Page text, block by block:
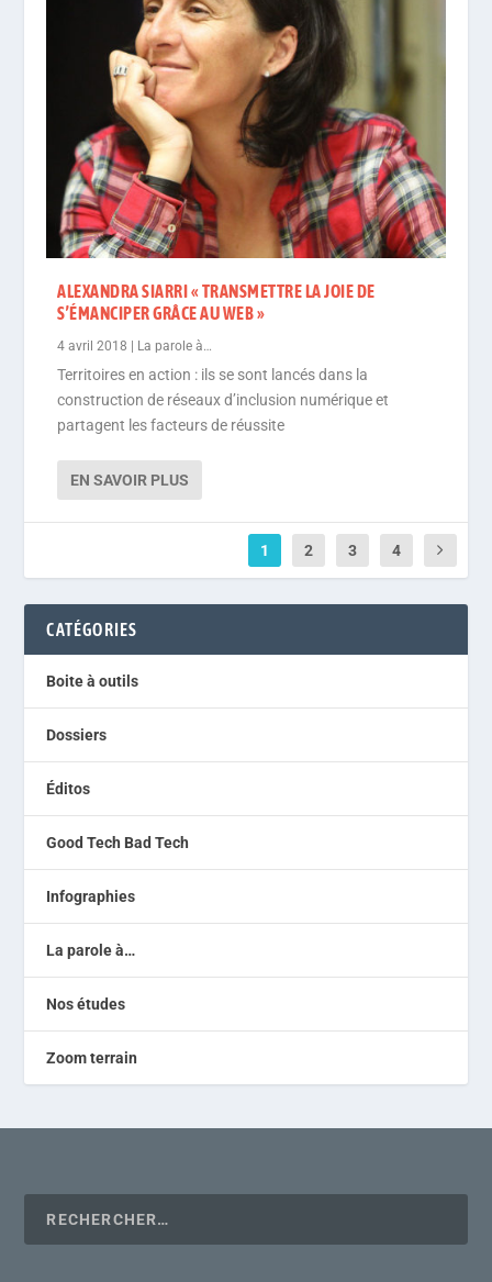
ALEXANDRA SIARRI « TRANSMETTRE LA JOIE DE
S’ÉMANCIPER GRÂCE AU WEB »
4 avril 2018 La parole à…
Territoires en action : ils se sont lancés dans la
construction de réseaux d’inclusion numérique et
partagent les facteurs de réussite
EN SAVOIR PLUS
1 2 3 4
CATÉGORIES
Boite à outils
Dossiers
Éditos
Good Tech Bad Tech
Infographies
La parole à…
Nos études
Zoom terrain